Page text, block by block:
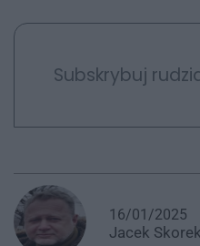
Subskrybuj
16/01/2025
Jacek Skorek